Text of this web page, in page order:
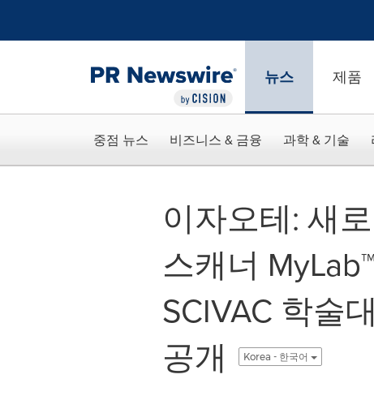
뉴스 제품
중점 뉴스 비즈니스 & 금융 과학 & 기술
이자오테: 새
스캐너
SCIVAC 학술
공개
Korea - 한국어